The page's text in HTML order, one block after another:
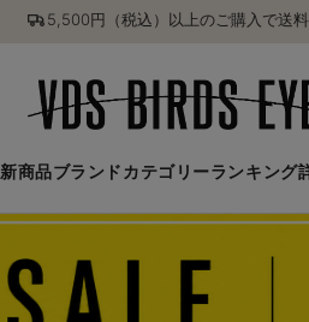
5,500円（税込）以上のご購入で送
新商品ブランド カテゴリーランキング